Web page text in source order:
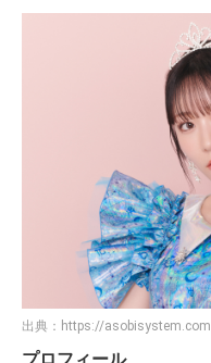
出典： https://asobisystem.com